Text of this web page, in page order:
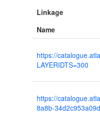
Linkage
Name
https://
LAYERIDTS=300
https://
8a8b-34d2c953a09d